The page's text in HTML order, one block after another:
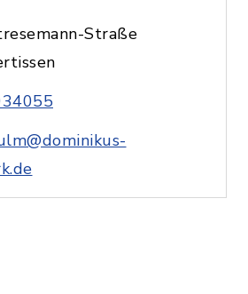
Straße